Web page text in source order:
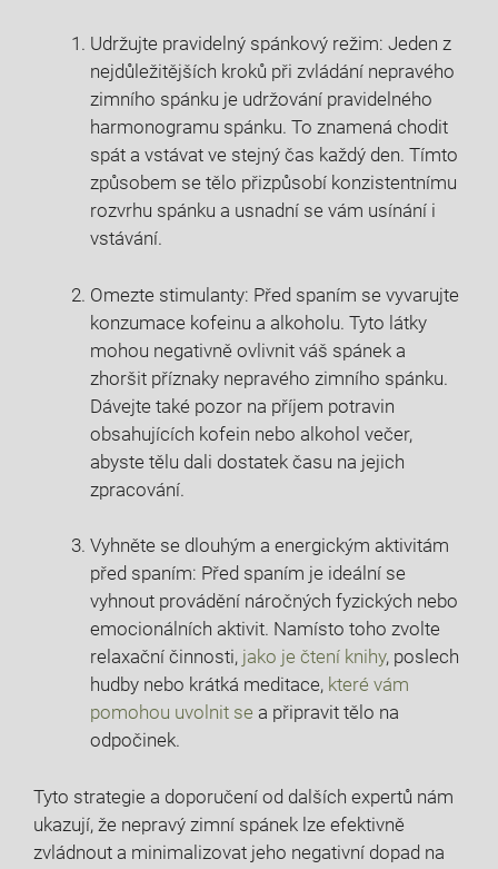
Udržujte pravidelný spánkový režim: Jeden z
nejdůležitějších kroků při zvládání nepravého
zimního spánku je udržování pravidelného
harmonogramu spánku. To znamená chodit
spát a vstávat ve stejný čas každý den. Tímto
způsobem se tělo přizpůsobí konzistentnímu
rozvrhu spánku a usnadní se vám usínání i
vstávání.
Omezte stimulanty: Před spaním se vyvarujte
konzumace kofeinu a alkoholu. Tyto látky
mohou negativně ovlivnit váš spánek a
zhoršit příznaky nepravého zimního spánku.
Dávejte také pozor na příjem potravin
obsahujících kofein nebo alkohol večer,
abyste tělu dali dostatek času na jejich
zpracování.
Vyhněte se dlouhým a energickým aktivitám
před spaním: Před spaním je ideální se
vyhnout provádění náročných fyzických nebo
emocionálních aktivit. Namísto toho zvolte
relaxační činnosti, jako je čtení knihy, poslech
hudby nebo krátká meditace, které vám
pomohou uvolnit se a připravit tělo na
odpočinek.
Tyto strategie a doporučení od dalších expertů nám
ukazují, že nepravý zimní spánek lze efektivně
zvládnout a minimalizovat jeho negativní dopad na